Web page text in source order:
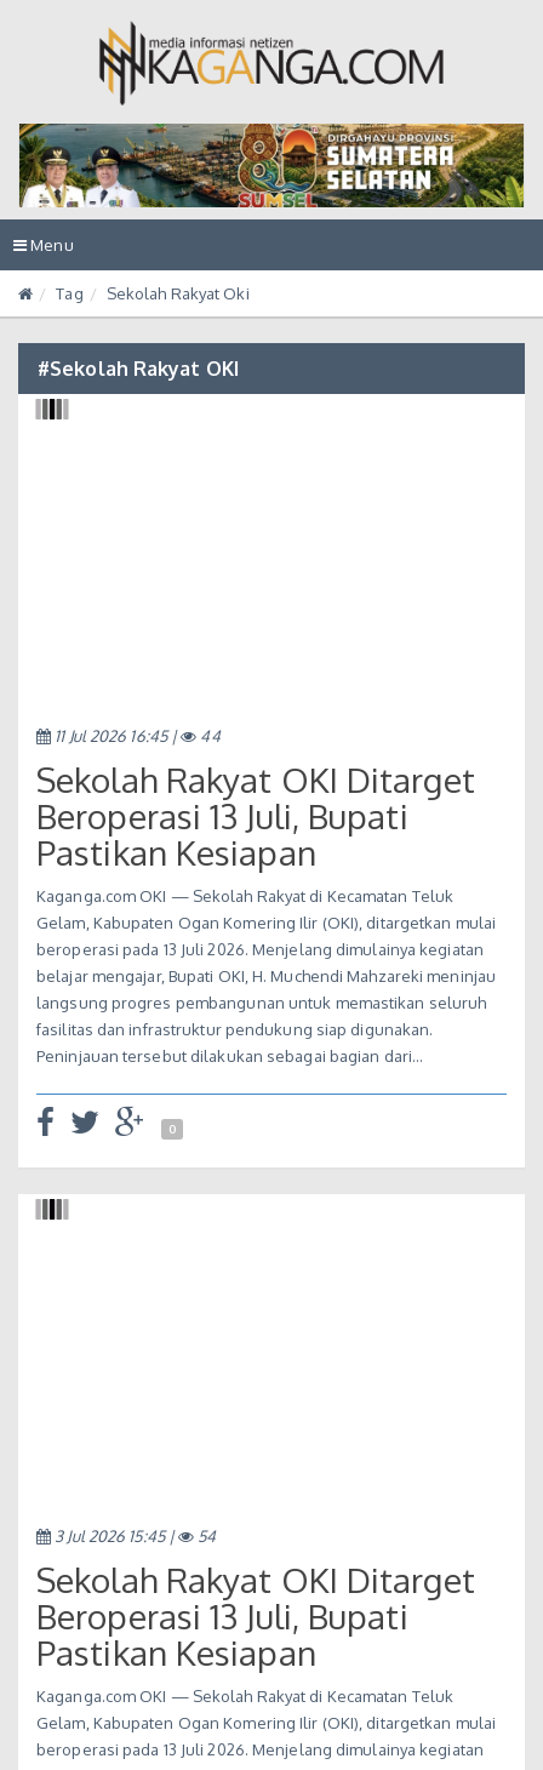
Toggle
navigation
Menu
Tag Sekolah Rakyat Oki
#Sekolah Rakyat OKI
11 Jul 2026 16:45 | 44
Sekolah Rakyat OKI Ditarget
Beroperasi 13 Juli, Bupati
Pastikan Kesiapan
Kaganga.com OKI — Sekolah Rakyat di Kecamatan Teluk
Gelam, Kabupaten Ogan Komering Ilir (OKI), ditargetkan mulai
beroperasi pada 13 Juli 2026. Menjelang dimulainya kegiatan
belajar mengajar, Bupati OKI, H. Muchendi Mahzareki meninjau
langsung progres pembangunan untuk memastikan seluruh
fasilitas dan infrastruktur pendukung siap digunakan.
Peninjauan tersebut dilakukan sebagai bagian dari…
0
3 Jul 2026 15:45 | 54
Sekolah Rakyat OKI Ditarget
Beroperasi 13 Juli, Bupati
Pastikan Kesiapan
Kaganga.com OKI — Sekolah Rakyat di Kecamatan Teluk
Gelam, Kabupaten Ogan Komering Ilir (OKI), ditargetkan mulai
beroperasi pada 13 Juli 2026. Menjelang dimulainya kegiatan